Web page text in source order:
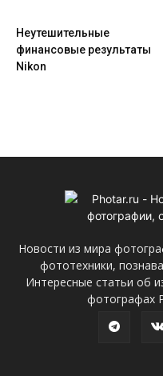
Неутешительные
финансовые результаты
Nikon
Новости из мира
фототехники,
Интересные статьи об
фотографах